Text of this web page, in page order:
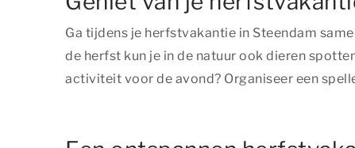
Ga tijdens je herfstvakantie in Steendam
de herfst kun je in de natuur ook dieren
activiteit voor de avond? Organiseer een